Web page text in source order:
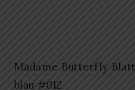
Madame Butterfly
blau #012